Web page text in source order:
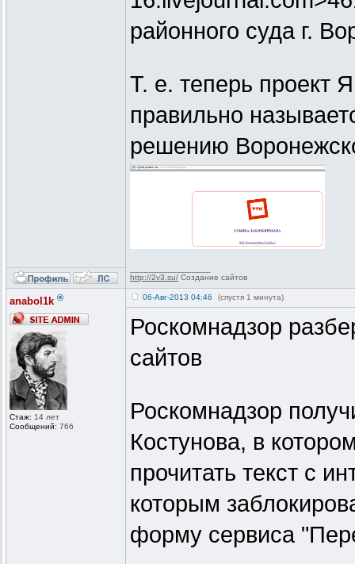
районного суда г.
Т. е. теперь проект
правильно
решению
http://2v3.su/ Создание сайтов
anabol1k ®
Стаж: 14 лет
Сообщений: 766
06-Авг-2013 04:46 (спустя 1 минута)
Роскомнадзор
сайтов
Роскомнадзор
Костунова, в
прочитать текст с
которым
форму сервиса